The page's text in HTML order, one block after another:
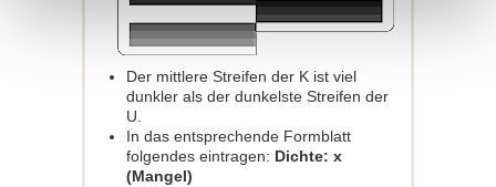
Der mittlere Streifen der K ist viel
dunkler als der dunkelste Streifen der
U.
In das entsprechende Formblatt
folgendes eintragen: Dichte: x
(Mangel)